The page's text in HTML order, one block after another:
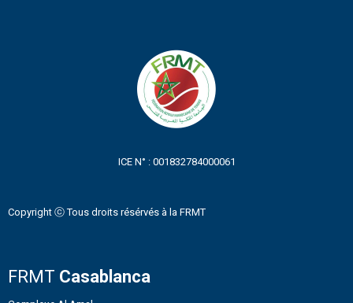
ICE N° : 001832784000061
Copyright ⓒ Tous droits résérvés à la FRMT
FRMT Casablanca